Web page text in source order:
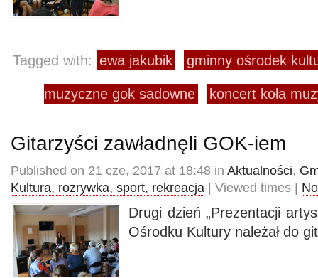
Tagged with: ewa jakubik gminny ośrodek
muzyczne gok sadowne koncert koła
Gitarzyści zawładnęli GOK-iem
Published on 21 cze, 2017 at 18:48 in Aktualności,
Kultura, rozrywka, sport, rekreacja | Viewed times |
Drugi dzień „Prezentacji
Ośrodku Kultury należał do